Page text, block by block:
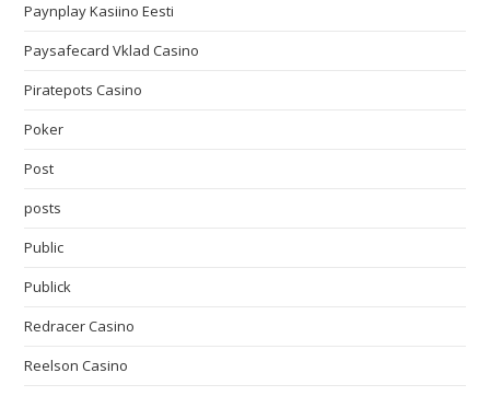
Paynplay Kasiino Eesti
Paysafecard Vklad Casino
Piratepots Casino
Poker
Post
posts
Public
Publick
Redracer Casino
Reelson Casino